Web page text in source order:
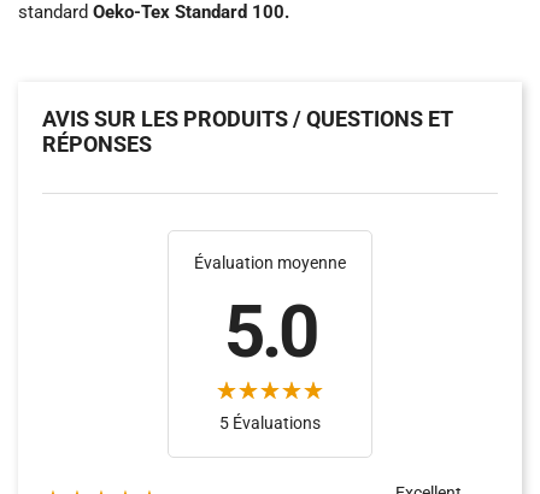
standard Oeko-Tex Standard 100.
AVIS SUR LES PRODUITS / QUESTIONS ET
RÉPONSES
Évaluation moyenne
5.0
5 Évaluations